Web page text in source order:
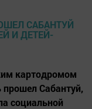
картодромом
прошел Сабантуй,
социальной